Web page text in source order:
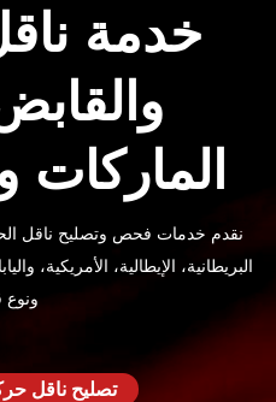
خدمة
الماركات
نقدم خدمات فحص وتصليح ناقل
البريطانية، الإيطالية، الأمريكية،
ونوع
تصليح ناقل